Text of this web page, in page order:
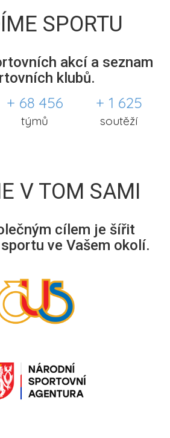
SPORTU
akcí a seznam
klubů.
+ 68 456
týmů
+ 1 625
soutěží
V TOM SAMI
cílem je šířit
ve Vašem okolí.